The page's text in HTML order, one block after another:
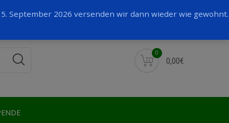
Facebook
0
0,00€
September 2026 versenden wir dann wieder wie gewohnt.